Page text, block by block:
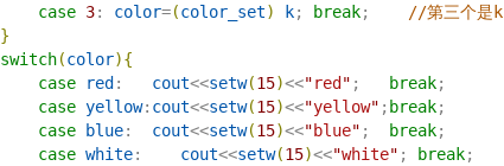
case 3: color=(color_set) k; break;
//第三个是k
}
switch(color){
case
red : cout<<setw(15)<<"red " ; break;
case yellow: cout<<setw(15)<<"yellow" ; break;
case
blue: cout<<setw(15)<<"blue" ; break;
case white: cout<<setw(15)<<"white" ; break;